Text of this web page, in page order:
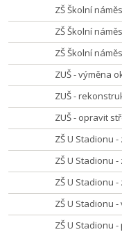
ZŠ Školní
ZŠ Školní
ZŠ Školní
ZUŠ - výměna
ZUŠ -
ZUŠ - opravit
ZŠ U Stadionu
ZŠ U Stadionu
ZŠ U Stadionu
ZŠ U Stadionu
ZŠ U Stadionu